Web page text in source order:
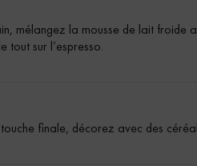
mélangez la mousse de lait froide
tout sur l’espresso.
finale, décorez avec des